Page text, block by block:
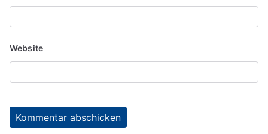
Website